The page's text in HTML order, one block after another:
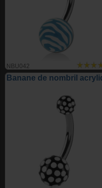
NBU042
Banane de nombril